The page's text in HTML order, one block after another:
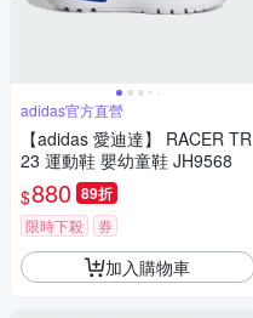
adidas官方直營
【adidas 愛迪達】 RACER TR
23 運動鞋 嬰幼童鞋 JH9568
$880 89折
限時下殺 券
加入購物車